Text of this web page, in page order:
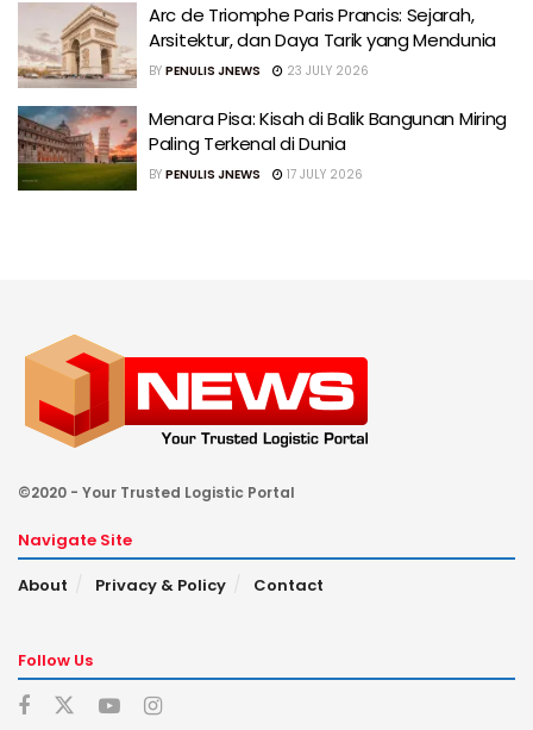
Arc de Triomphe Paris Prancis: Sejarah,
Arsitektur, dan Daya Tarik yang Mendunia
BY PENULIS JNEWS 23 JULY 2026
Menara Pisa: Kisah di Balik Bangunan Miring
Paling Terkenal di Dunia
BY PENULIS JNEWS 17 JULY 2026
©2020 - Your Trusted Logistic Portal
Navigate Site
About
Privacy & Policy Contact
Follow Us